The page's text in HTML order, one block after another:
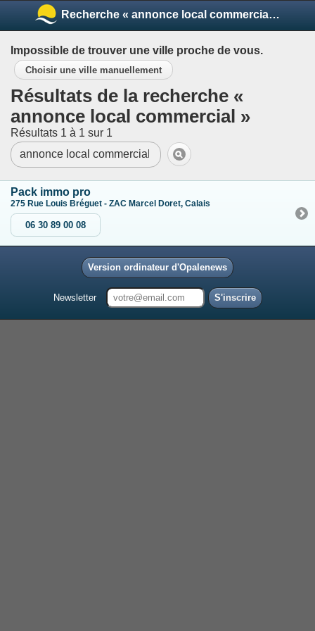
Recherche « annonce local commercial »
Impossible de trouver une ville proche de vous.
Choisir une ville manuellement
Résultats de la recherche «
annonce local commercial »
Résultats 1 à 1 sur 1
Pack immo pro
275 Rue Louis Bréguet - ZAC Marcel Doret, Calais
06 30 89 00 08
Version ordinateur d'Opalenews
Newsletter S'inscrire